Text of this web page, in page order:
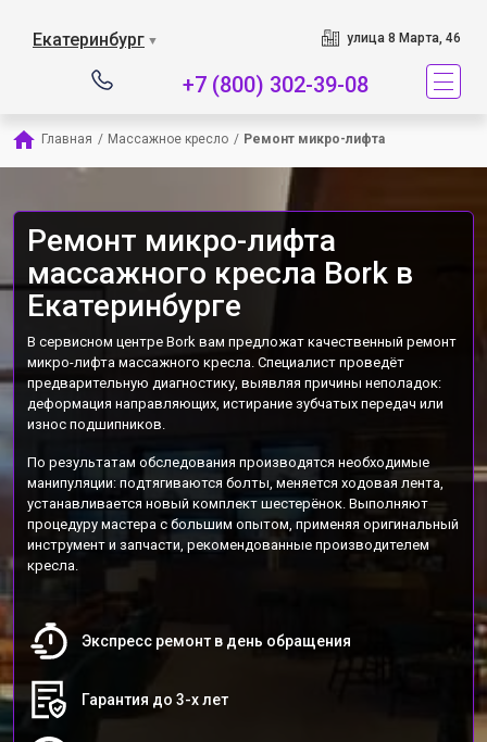
Екатеринбург ▼ улица 8 Марта, 46
+7 (800) 302-39-08
Главная / Массажное кресло / Ремонт микро-лифта
Ремонт микро-лифта
массажного кресла Bork в
Екатеринбурге
В сервисном центре Bork вам предложат качественный ремонт
микро-лифта массажного кресла. Специалист проведёт
предварительную диагностику, выявляя причины неполадок:
деформация направляющих, истирание зубчатых передач или
износ подшипников.
По результатам обследования производятся необходимые
манипуляции: подтягиваются болты, меняется ходовая лента,
устанавливается новый комплект шестерёнок. Выполняют
процедуру мастера с большим опытом, применяя оригинальный
инструмент и запчасти, рекомендованные производителем
кресла.
Экспресс ремонт в день обращения
Гарантия до 3-х лет